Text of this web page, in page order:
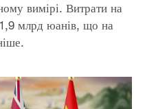
вимірі. Витрати на
млрд юанів, що на